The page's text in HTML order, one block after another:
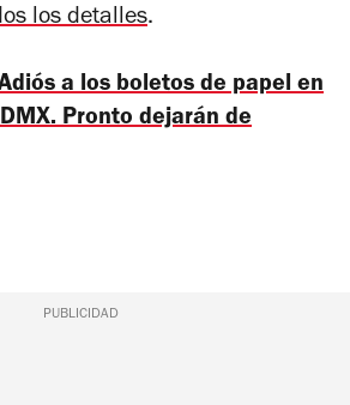
los detalles.
a los boletos de papel en
Pronto dejarán de
PUBLICIDAD